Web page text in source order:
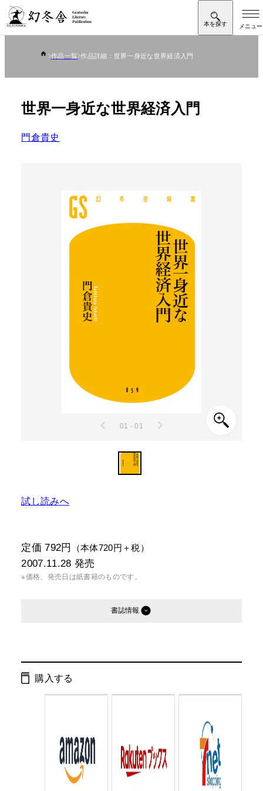
作品一覧 作品詳細：世界一身近な世界経済入門
世界一身近な世界経済入門
門倉貴史
01 - 01
試し読みへ
定価 792円 （本体720円＋税）
2007.11.28 発売
※価格、発売日は紙書籍のものです。
書誌情報
ページ数：
判型： 新書判
購入する